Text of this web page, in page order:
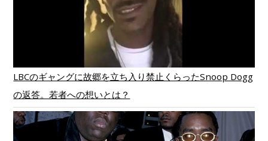
LBCのギャングに故郷を立ち入り禁止くらったSnoop Dogg
の返答。若者への想いとは？